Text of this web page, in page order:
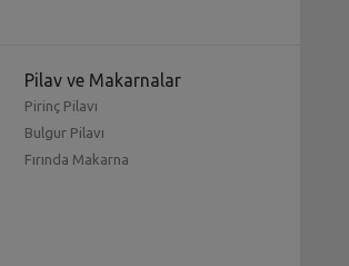
Pilav ve Makarnalar
Pirinç Pilavı
Bulgur Pilavı
Fırında Makarna